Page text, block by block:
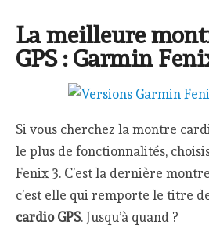
La meilleure
GPS : Garmin
Si vous cherchez la montre
le plus de fonctionnalités,
Fenix 3. C’est la dernière
c’est elle qui remporte le titre
cardio GPS. Jusqu’à quand ?